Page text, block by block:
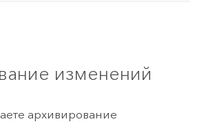
изменений
архивирование